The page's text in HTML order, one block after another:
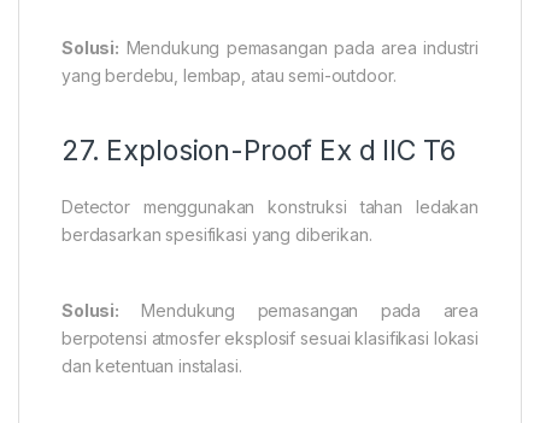
Solusi: Mendukung pemasangan pada area industri
yang berdebu, lembap, atau semi-outdoor.
27. Explosion-Proof Ex d IIC T6
Detector menggunakan konstruksi tahan ledakan
berdasarkan spesifikasi yang diberikan.
Solusi: Mendukung pemasangan pada area
berpotensi atmosfer eksplosif sesuai klasifikasi lokasi
dan ketentuan instalasi.